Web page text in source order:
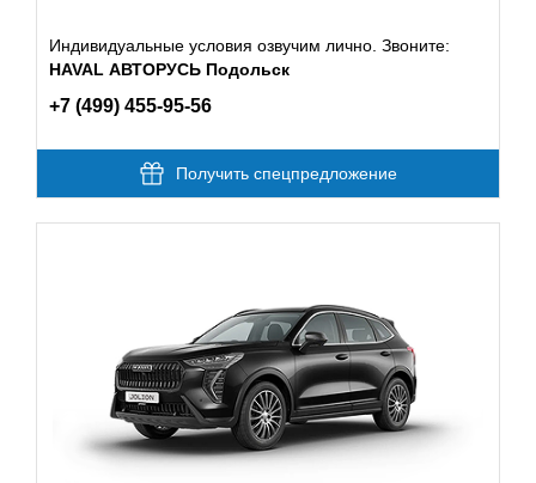
Индивидуальные условия озвучим лично. Звоните:
HAVAL АВТОРУСЬ Подольск
+7 (499) 455-95-56
Получить спецпредложение